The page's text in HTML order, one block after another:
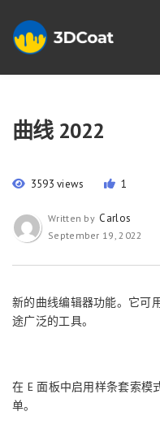
曲线 2022
3593 views 1
Written by Carlos
September 19, 2022
新的曲线编辑器功能。它可
途广泛的工具。
在 E 面板中启用样条套索模
单。